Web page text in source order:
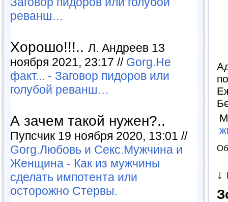
реванш…
Хорошо!!!.. Л. Андреев 13
ноября 2021, 23:17 // Gorg.Не
факт... - Заговор пидоров или
голубой реванш…
А зачем такой нужен?..
Пупсчик 19 ноября 2020, 13:01 //
Gorg.Любовь и Секс.Мужчина и
Женщина - Как из мужчины
сделать импотента или
осторожно Стервы.